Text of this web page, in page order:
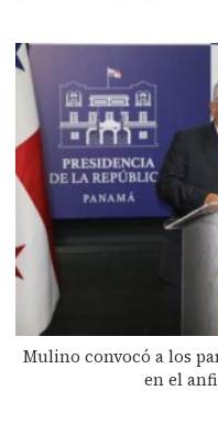
Mulino convocó a los
en el